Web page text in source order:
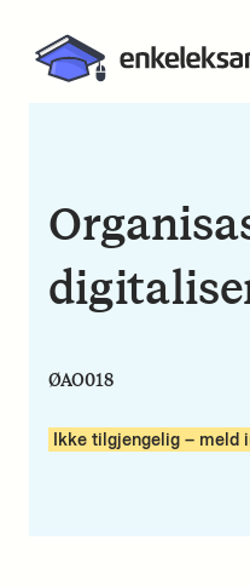
ØAO018
Ikke tilgjengelig – meld